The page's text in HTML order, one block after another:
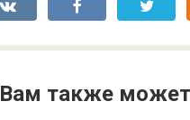
Вам также